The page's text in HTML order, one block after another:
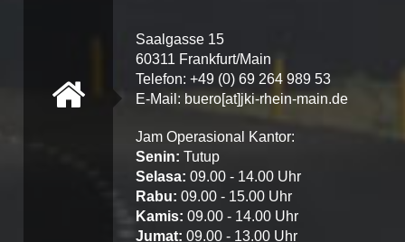
Saalgasse 15
60311 Frankfurt/Main
Telefon: +49 (0) 69 264 989 53
E-Mail: buero[at]jki-rhein-main.de
Jam Operasional Kantor:
Senin: Tutup
Selasa: 09.00 - 14.00 Uhr
Rabu: 09.00 - 15.00 Uhr
Kamis: 09.00 - 14.00 Uhr
Jumat: 09.00 - 13.00 Uhr